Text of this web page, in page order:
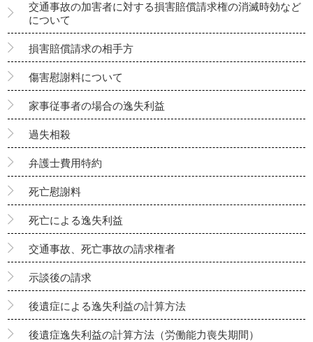
交通事故の加害者に対する損害賠償請求権の消滅時効など
について
損害賠償請求の相手方
傷害慰謝料について
家事従事者の場合の逸失利益
過失相殺
弁護士費用特約
死亡慰謝料
死亡による逸失利益
交通事故、死亡事故の請求権者
示談後の請求
後遺症による逸失利益の計算方法
後遺症逸失利益の計算方法（労働能力喪失期間）